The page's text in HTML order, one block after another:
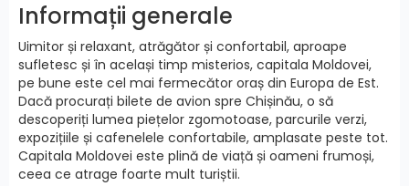
Informații generale
Uimitor și relaxant, atrăgător și confortabil, aproape
sufletesc și în același timp misterios, capitala Moldovei,
pe bune este cel mai fermecător oraș din Europa de Est.
Dacă procurați bilete de avion spre Chișinău, o să
descoperiți lumea piețelor zgomotoase, parcurile verzi,
expozițiile și cafenelele confortabile, amplasate peste tot.
Capitala Moldovei este plină de viață și oameni frumoși,
ceea ce atrage foarte mult turiștii.